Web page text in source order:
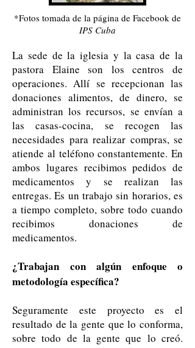
*Fotos tomada de la página de Facebook de
IPS Cuba
La sede de la iglesia y la casa de la
pastora Elaine son los centros de
operaciones. Allí se recepcionan las
donaciones alimentos, de dinero, se
administran los recursos, se envían a
las casas-cocina, se recogen las
necesidades para realizar compras, se
atiende al teléfono constantemente. En
ambos lugares recibimos pedidos de
medicamentos y se realizan las
entregas. Es un trabajo sin horarios, es
a tiempo completo, sobre todo cuando
recibimos donaciones de
medicamentos.
¿Trabajan con algún enfoque o
metodología específica?
Seguramente este proyecto es el
resultado de la gente que lo conforma,
sobre todo de la gente que lo creó.